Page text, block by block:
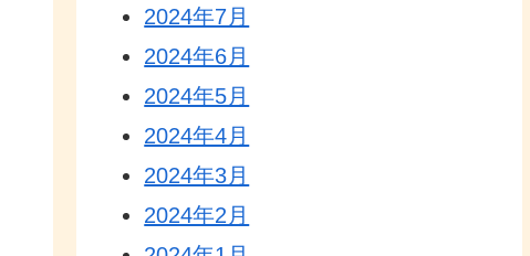
2024年7月
2024年6月
2024年5月
2024年4月
2024年3月
2024年2月